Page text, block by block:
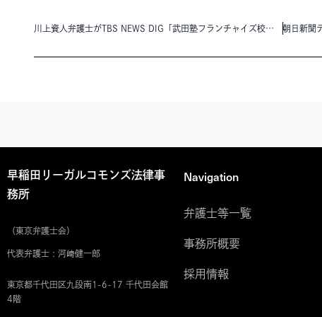
川上資人弁護士がTBS NEWS DIG「武田塾フランチャイズ校近くに直営校…東京地裁が開校差し止め仮処分 「フランチャイズ業界全体にとって希望となる画期的なもの」」に出演いたしました。
早稲田リーガルコモンズ法律事
務所
（東京弁護士会）
代表弁護士 : 河﨑健一郎
東京都千代田区九段南1-6-17 千代田会館
4階
Navigation
弁護士等一覧
事務所概要
採用情報